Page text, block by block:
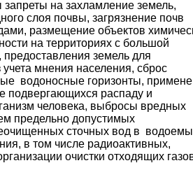
запреты на захламление земель,
слоя почвы, загрязнение почв
размещение объектов
на территориях с большой
земель для
мнения населения, сброс
водоносные горизонты,
подвергающихся распаду и
человека, выбросы вредных
предельно допустимых
сточных вод в
в том числе радиоактивных,
очистки отходящих